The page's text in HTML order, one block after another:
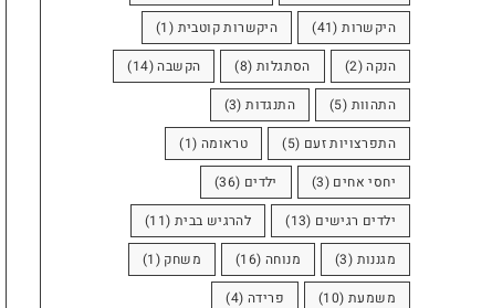
היקשרות(41) היקשרות קוטבית (1)
הנקה(2) הסתגלות (8) הקשבה(14)
התהוות (5) התנגדות(3)
התפרצויות זעם (5) טראומה (1)
יחסי אחים (3) ילדים (36)
ילדים רגישים (13) להרגיש בבית (11)
מגננות (3) מנוחה (16) משחק (1)
משמעת (10) פרידה (4)